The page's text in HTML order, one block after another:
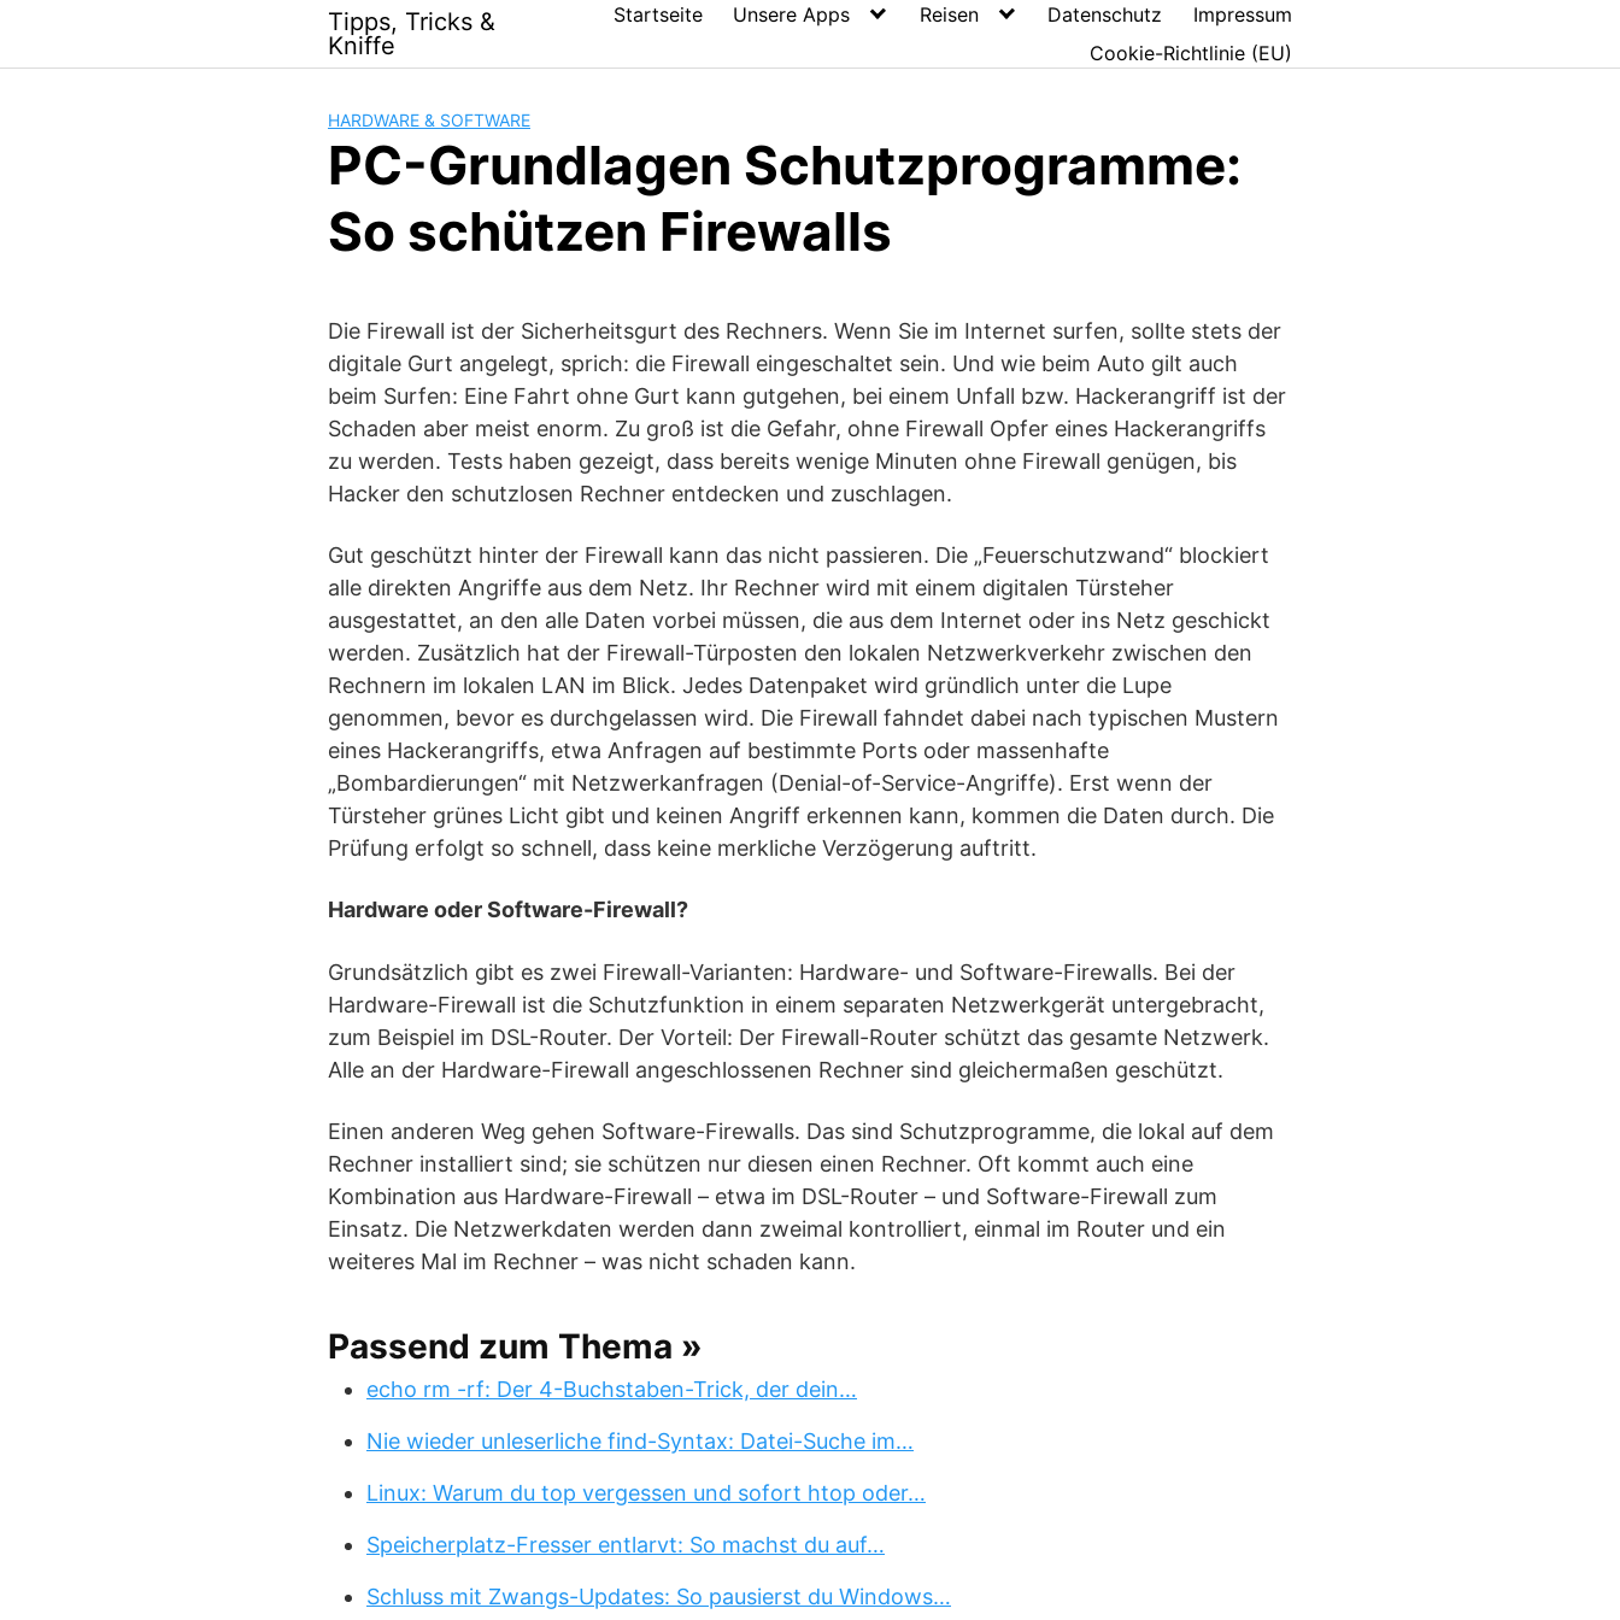
content
Tipps, Tricks &
Kniffe
Startseite Unsere Apps Reisen Datenschutz
Impressum
Cookie-Richtlinie (EU)
HARDWARE & SOFTWARE
PC-Grundlagen Schutzprogramme:
So schützen Firewalls
Die Firewall ist der Sicherheitsgurt des Rechners. Wenn Sie im Internet surfen, sollte stets der
digitale Gurt angelegt, sprich: die Firewall eingeschaltet sein. Und wie beim Auto gilt auch
beim Surfen: Eine Fahrt ohne Gurt kann gutgehen, bei einem Unfall bzw. Hackerangriff ist der
Schaden aber meist enorm. Zu groß ist die Gefahr, ohne Firewall Opfer eines Hackerangriffs
zu werden. Tests haben gezeigt, dass bereits wenige Minuten ohne Firewall genügen, bis
Hacker den schutzlosen Rechner entdecken und zuschlagen.
Gut geschützt hinter der Firewall kann das nicht passieren. Die „Feuerschutzwand“ blockiert
alle direkten Angriffe aus dem Netz. Ihr Rechner wird mit einem digitalen Türsteher
ausgestattet, an den alle Daten vorbei müssen, die aus dem Internet oder ins Netz geschickt
werden. Zusätzlich hat der Firewall-Türposten den lokalen Netzwerkverkehr zwischen den
Rechnern im lokalen LAN im Blick. Jedes Datenpaket wird gründlich unter die Lupe
genommen, bevor es durchgelassen wird. Die Firewall fahndet dabei nach typischen Mustern
eines Hackerangriffs, etwa Anfragen auf bestimmte Ports oder massenhafte
„Bombardierungen“ mit Netzwerkanfragen (Denial-of-Service-Angriffe). Erst wenn der
Türsteher grünes Licht gibt und keinen Angriff erkennen kann, kommen die Daten durch. Die
Prüfung erfolgt so schnell, dass keine merkliche Verzögerung auftritt.
Hardware oder Software-Firewall?
Grundsätzlich gibt es zwei Firewall-Varianten: Hardware- und Software-Firewalls. Bei der
Hardware-Firewall ist die Schutzfunktion in einem separaten Netzwerkgerät untergebracht,
zum Beispiel im DSL-Router. Der Vorteil: Der Firewall-Router schützt das gesamte Netzwerk.
Alle an der Hardware-Firewall angeschlossenen Rechner sind gleichermaßen geschützt.
Einen anderen Weg gehen Software-Firewalls. Das sind Schutzprogramme, die lokal auf dem
Rechner installiert sind; sie schützen nur diesen einen Rechner. Oft kommt auch eine
Kombination aus Hardware-Firewall – etwa im DSL-Router – und Software-Firewall zum
Einsatz. Die Netzwerkdaten werden dann zweimal kontrolliert, einmal im Router und ein
weiteres Mal im Rechner – was nicht schaden kann.
Passend zum Thema »
echo rm -rf: Der 4-Buchstaben-Trick, der dein…
Nie wieder unleserliche find-Syntax: Datei-Suche im…
Linux: Warum du top vergessen und sofort htop oder…
Speicherplatz-Fresser entlarvt: So machst du auf…
Schluss mit Zwangs-Updates: So pausierst du Windows…